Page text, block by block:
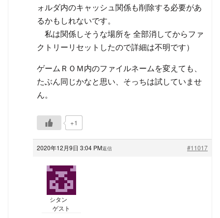
ォルダ内のキャッシュ関係も削除する必要があ
るかもしれないです。
私は関係しそうな場所を 全部消してからファ
クトリーリセットしたので詳細は不明です）
ゲームＲＯＭ内のファイルネームを変えても、
たぶん同じかなと思い、そっちは試していませ
ん。
+1
2020年12月9日 3:04 PM #11017
返信
シタン
ゲスト